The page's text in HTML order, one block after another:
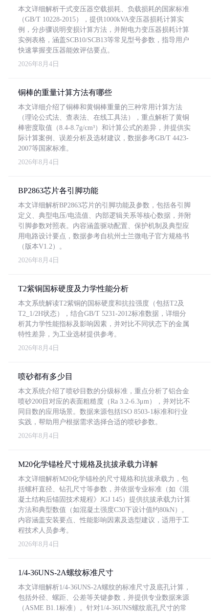
本文详细解析干式变压器空载损耗、负载损耗的国家标准
（GB/T 10228-2015），提供1000kVA变压器损耗计算实
例，分步骤说明变损计算方法，并附电力变压器损耗计算
实例表格，涵盖SCB10/SCB13等常见型号参数，指导用户
快速掌握变压器能效评估要点。
2026年8月4日
铜棒的重量计算方法有哪些
本文详细介绍了铜棒和黄铜棒重量的三种常用计算方法
（理论公式法、查表法、在线工具法），重点解析了黄铜
棒密度取值（8.4-8.7g/cm³）和计算公式的差异，并提供实
际计算案例、误差分析及选材建议，数据参考GB/T 4423-
2007等国家标准。
2026年8月4日
BP2863芯片各引脚功能
本文详细解析BP2863芯片的引脚功能及参数，包括各引脚
定义、典型电压/电流值、内部逻辑关系等核心数据，并附
引脚参数对照表。内容涵盖驱动配置、保护机制及典型应
用电路设计要点，数据参考自杭州士兰微电子官方规格书
（版本V1.2）。
2026年8月4日
T2紫铜国标硬度及力学性能分析
本文系统解读T2紫铜的国标硬度和抗拉强度（包括T2及
T2_1/2H状态），结合GB/T 5231-2012标准数据，详细分
析其力学性能指标及影响因素，并对比不同状态下的金属
特性差异，为工业选材提供参考。
2026年8月4日
喷砂都有多少目
本文系统介绍了喷砂目数的分级标准，重点分析了铝合金
喷砂200目对应的表面粗糙度（Ra 3.2-6.3μm），并对比不
同目数的应用场景。数据来源包括ISO 8503-1标准和行业
实践，帮助用户根据需求选择合适的喷砂参数。
2026年8月4日
M20化学锚栓尺寸规格及抗拔承载力详解
本文详细解析M20化学锚栓的尺寸规格和抗拔承载力，包
括螺杆直径、钻孔尺寸等参数，并依据专业标准（如《混
凝土结构后锚固技术规程》JGJ 145）提供抗拔承载力计算
方法和典型数值（如混凝土强度C30下设计值约80kN）。
内容涵盖安装要点、性能影响因素及选型建议，适用于工
程技术人员参考。
2026年8月4日
1/4-36UNS-2A螺纹标准尺寸
本文详细解析1/4-36UNS-2A螺纹的标准尺寸及底孔计算，
包括外径、螺距、公差等关键参数，并提供专业数据来源
（ASME B1.1标准）。针对1/4-36UNS螺纹底孔尺寸的常